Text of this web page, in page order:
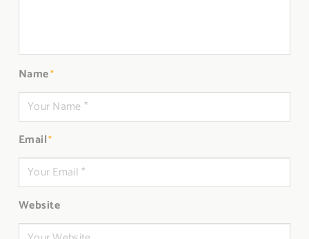
Name*
Email*
Website